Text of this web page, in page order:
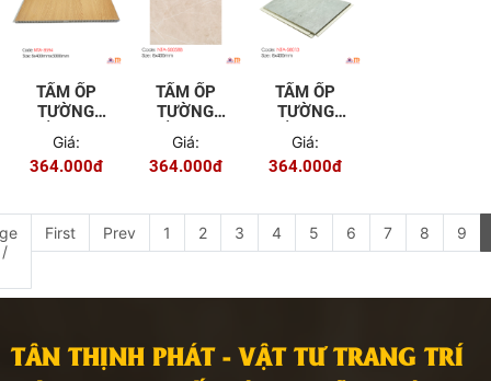
TẤM ỐP
TƯỜNG
TRẦN NTA
8594
Giá:
364.000đ
TẤM ỐP
TƯỜNG
TRẦN NTA
50058B
Giá:
364.000đ
TẤM ỐP
TƯỜNG
TRẦN NTA
58013
Giá:
364.000đ
First Prev 1 2 3 4 5 6 7 8 9
TÂN THỊNH PHÁT - VẬT TƯ TRANG TRÍ